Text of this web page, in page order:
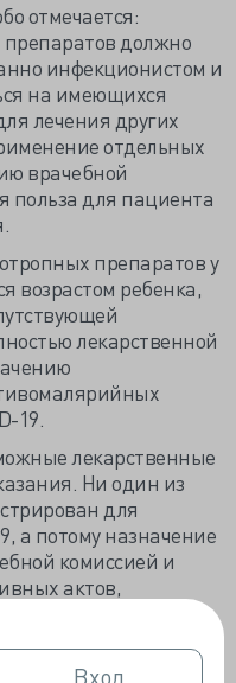
Вход
Вход
отмечается:
должно
инфекционистом и
на имеющихся
лечения других
отдельных
врачебной
польза для пациента
препаратов у
возрастом ребенка,
лекарственной
19.
лекарственные
Ни один из
для
а потому назначение
комиссией и
актов,
лекарственной